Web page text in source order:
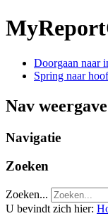
Doorgaan naar
Spring naar
Nav
Navigatie
Zoeken
Zoeken...
U bevindt zich hier: